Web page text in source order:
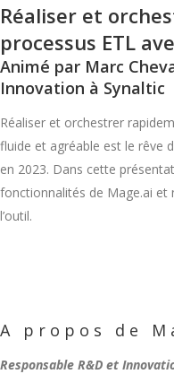
Réaliser et
processus ETL
Animé par Marc
Innovation à Synaltic
Réaliser et orchestrer
fluide et agréable est le rêve
en 2023. Dans cette
fonctionnalités de Mage.ai et
l’outil.
A propos de
Responsable R&D et